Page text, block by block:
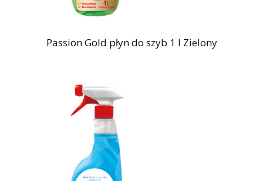
Passion Gold płyn do szyb 1 l Zielony